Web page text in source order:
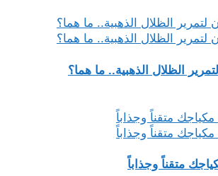
الظلال الذهبية.. ما هما؟
متقناً وجذاباً